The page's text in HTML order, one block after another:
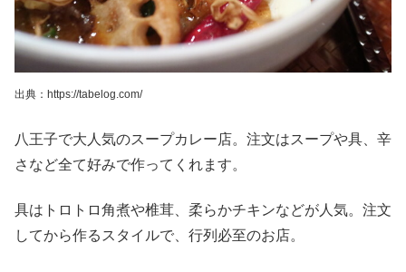
出典：https://tabelog.com/
八王子で大人気のスープカレー店。注文はスープや具、辛
さなど全て好みで作ってくれます。
具はトロトロ角煮や椎茸、柔らかチキンなどが人気。注文
してから作るスタイルで、行列必至のお店。